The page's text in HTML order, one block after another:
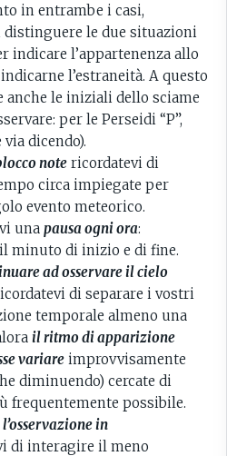
in entrambe i casi,
distinguere le due situazioni
indicare l’appartenenza allo
l’estraneità. A questo
anche le iniziali dello sciame
per le Perseidi “P”,
via dicendo).
note ricordatevi di
circa impiegate per
evento meteorico.
una pausa ogni ora:
il minuto di inizio e di fine.
ad osservare il cielo
di separare i vostri
temporale almeno una
il ritmo di apparizione
variare improvvisamente
diminuendo) cercate di
frequentemente possibile.
in
di interagire il meno